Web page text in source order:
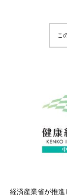
こ
経済産業省が推進